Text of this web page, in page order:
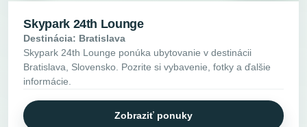
Skypark 24th Lounge
Destinácia: Bratislava
Skypark 24th Lounge ponúka ubytovanie v destinácii
Bratislava, Slovensko. Pozrite si vybavenie, fotky a ďalšie
informácie.
Zobraziť ponuky